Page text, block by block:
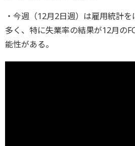
・今週（12月2日週）は雇用統計
多く、特に失業率の結果が12月の
能性がある。